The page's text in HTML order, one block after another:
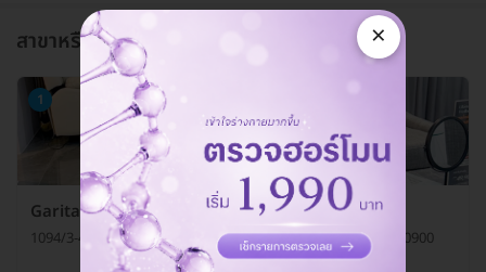
สาขาหรือแผนกที่ให้บริการ
1
Garitar Clinic (การิตาคลินิกเวชกรรม)
1094/3-4 ถ. พหลโยธิน แขวงลาดยาว เขตจตุจักร กรุงเทพมหานคร 10900
×